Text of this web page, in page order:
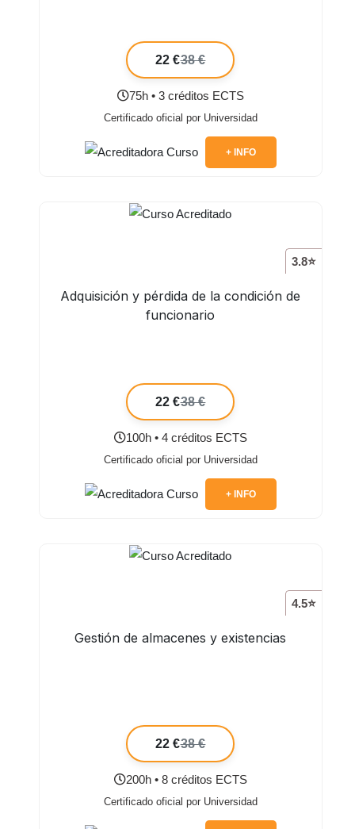
22 €38 €
75h • 3 créditos ECTS
Certificado oficial por Universidad
+ INFO
3.8⭐
Adquisición y pérdida de la condición de
funcionario
22 €38 €
100h • 4 créditos ECTS
Certificado oficial por Universidad
+ INFO
4.5⭐
Gestión de almacenes y existencias
22 €38 €
200h • 8 créditos ECTS
Certificado oficial por Universidad